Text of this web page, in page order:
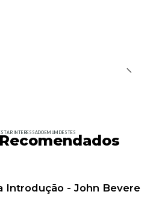
INTERESSADO EM UM DESTES
Introdução - John Bevere